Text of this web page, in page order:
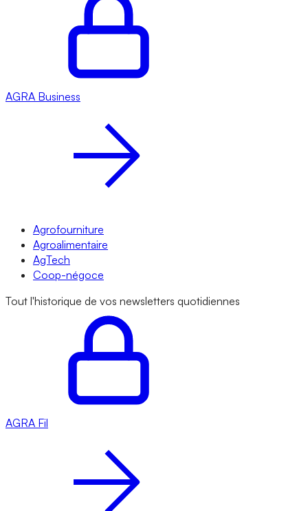
AGRA Business
Agrofourniture
Agroalimentaire
AgTech
Coop-négoce
Tout l'historique de vos newsletters quotidiennes
AGRA Fil